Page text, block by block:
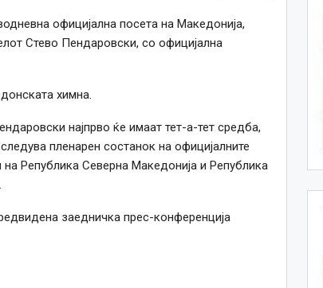
официјална посета на Македонија,
Стево Пендаровски, со официјална
химна.
најпрво ќе имаат тет-а-тет средба,
пленарен состанок на официјалните
на Република Северна Македонија и Република
заедничка прес-конференција